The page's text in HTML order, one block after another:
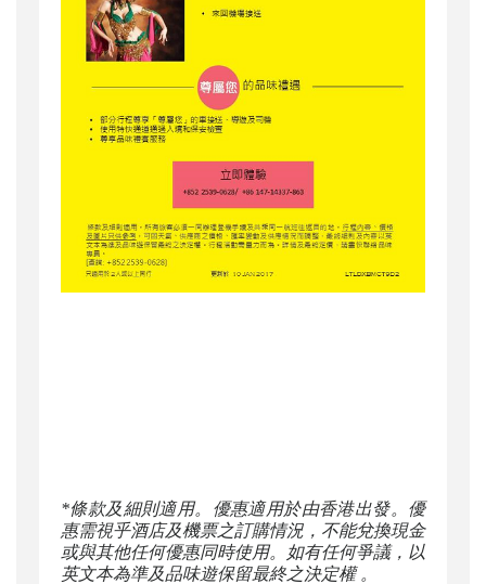
*條款及細則適用。優惠適用於由香港出發。優
惠需視乎酒店及機票之訂購情況，不能兌換現金
或與其他任何優惠同時使用。如有任何爭議，以
英文本為準及品味遊保留最終之決定權 。